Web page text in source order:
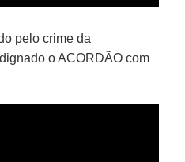
pelo crime da
o ACORDÃO com